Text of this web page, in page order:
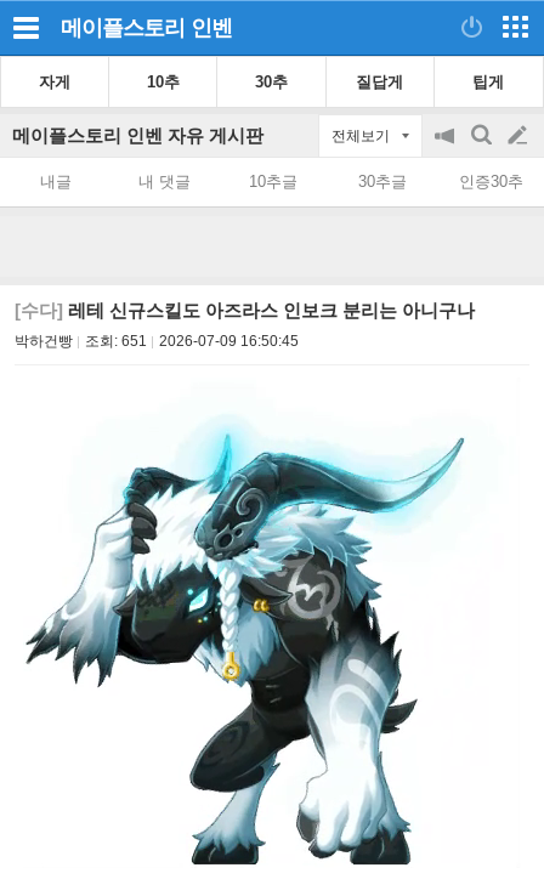
메이플스토리 인벤
자게 10추 30추 질답게 팁게
메이플스토리 인벤 자유 게시판 전체보기
공
on/off
검
색
글
쓰
내글 내 댓글 10추글 30추글 인증30추
[수다] 레테 신규스킬도 아즈라스 인보크 분리는 아니구나
박하건빵 조회: 651 2026-07-09 16:50:45